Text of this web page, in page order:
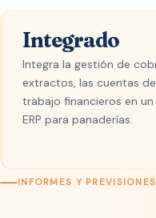
Integrado
Integra la gestión de
extractos, las cuentas
trabajo financieros en
ERP para panaderías.
INFORMES Y PREVISIONES